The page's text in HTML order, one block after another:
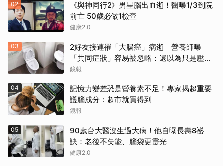
02
《與神同行2》男星腦出血逝！醫曝1/3到院
前亡 50歲必做1檢查
健康2.0
03
2好友接連罹「大腸癌」病逝 營養師曝
「共同症狀」容易被忽略：還以為只是壓力
大
鏡報
04
記憶力變差恐是營養素不足！專家揭超重要
護腦成分：超市就買得到
鏡報
05
90歲台大醫沒生過大病！他自曝長壽8祕
訣：老後不失能、腦袋更靈光
健康2.0